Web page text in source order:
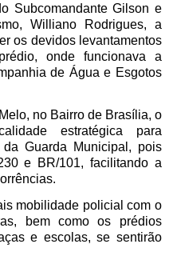
Subcomandante Gilson e
Williano Rodrigues, a
os devidos levantamentos
onde funcionava a
de Água e Esgotos
no Bairro de Brasília, o
estratégica para
Guarda Municipal, pois
e BR/101, facilitando a
mobilidade policial com o
bem como os prédios
e escolas, se sentirão